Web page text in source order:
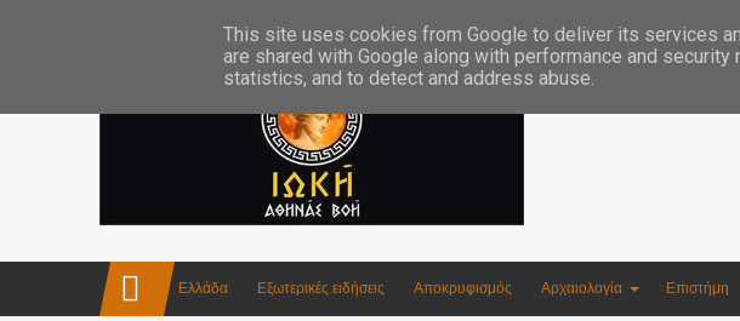
Ελλάδα Εξωτερικές ειδήσεις Αποκρυφισμός Αρχαιολογία Επιστήμη
This site uses cookies from Google to deliver its services
are shared with Google along with performance and
statistics, and to detect and address abuse.